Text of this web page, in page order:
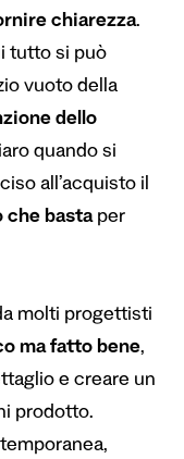
chiarezza.
tutto si può
vuoto della
dello
quando si
all’acquisto il
che bastaper
molti progettisti
ma fatto bene,
e creare un
prodotto.